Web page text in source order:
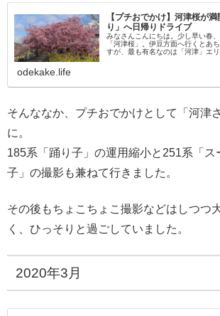
【プチおでかけ】河津桜が
り」へ日帰りドライブ
みなさんこんにちは。少し早い春
「河津桜」。伊豆方面へ行くとあ
すが、最も有名なのは「河津」エ
odekake.life
そんななか、プチおでかけとして「河津
に。
185系「踊り子」の運用縮小と251系「ス
子」の撮影も兼ねて行きました。
その後もちょこちょこ撮影などはしつつ
く、ひっそりと過ごしていました。
2020年3月